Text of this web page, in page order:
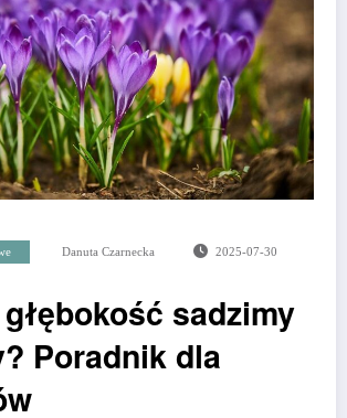
Danuta Czarnecka 2025-07-30
sadzimy
Poradnik dla